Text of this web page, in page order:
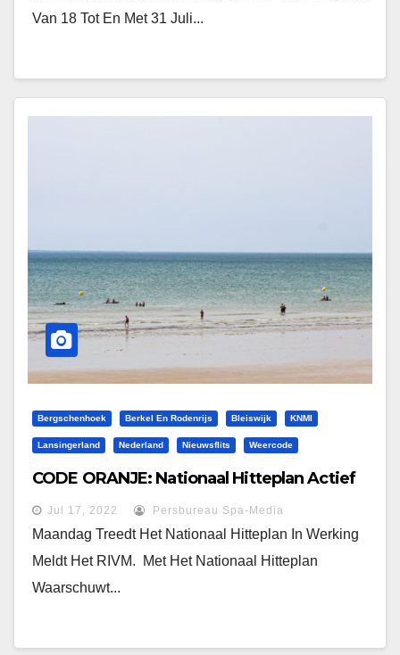
Van 18 Tot En Met 31 Juli...
Bergschenhoek Berkel En Rodenrijs Bleiswijk KNMI
Lansingerland Nederland Nieuwsflits Weercode
CODE ORANJE: Nationaal Hitteplan Actief
Jul 17, 2022 Persbureau Spa-Media
Maandag Treedt Het Nationaal Hitteplan In Werking
Meldt Het RIVM. Met Het Nationaal Hitteplan
Waarschuwt...